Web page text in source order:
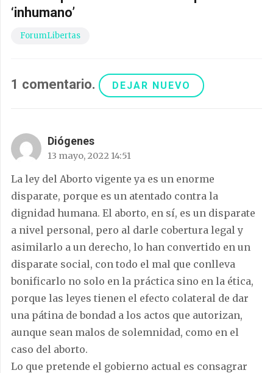
‘inhumano’
ForumLibertas
1 comentario. DEJAR NUEVO
Diógenes
13 mayo, 2022 14:51
La ley del Aborto vigente ya es un enorme
disparate, porque es un atentado contra la
dignidad humana. El aborto, en sí, es un disparate
a nivel personal, pero al darle cobertura legal y
asimilarlo a un derecho, lo han convertido en un
disparate social, con todo el mal que conlleva
bonificarlo no solo en la práctica sino en la ética,
porque las leyes tienen el efecto colateral de dar
una pátina de bondad a los actos que autorizan,
aunque sean malos de solemnidad, como en el
caso del aborto.
Lo que pretende el gobierno actual es consagrar